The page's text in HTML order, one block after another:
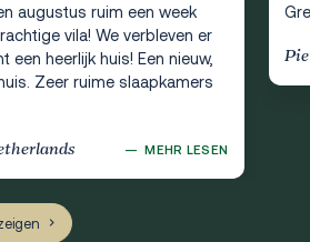
augustus ruim een week
vila! We verbleven er
een heerlijk huis! Een nieuw,
Zeer ruime slaapkamers
— MEHR LESEN